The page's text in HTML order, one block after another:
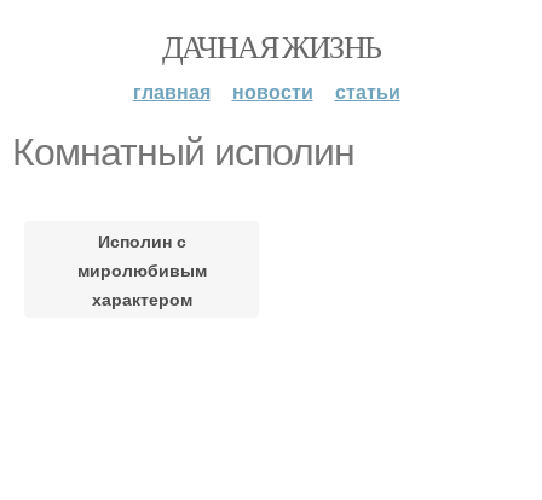
ДАЧНАЯ ЖИЗНЬ
главная новости статьи
Комнатный исполин
Исполин с
миролюбивым
характером